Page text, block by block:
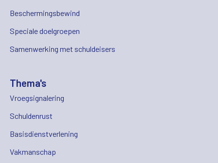
Beschermingsbewind
Speciale doelgroepen
Samenwerking met schuldeisers
Thema's
Vroegsignalering
Schuldenrust
Basisdienstverlening
Vakmanschap